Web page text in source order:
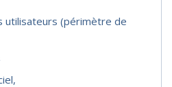
utilisateurs (périmètre de